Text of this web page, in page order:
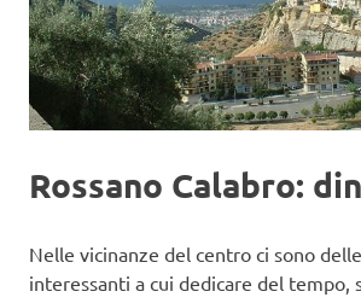
Rossano Calabro:
Nelle vicinanze del centro ci sono
interessanti a cui dedicare del tempo,